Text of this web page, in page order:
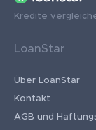
Kredite
LoanStar
Über LoanStar
Kontakt
AGB und